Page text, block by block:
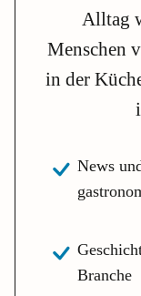
Alltag
Menschen
in der
News
Branche